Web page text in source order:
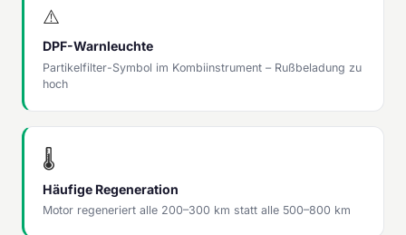
⚠️
DPF-Warnleuchte
Partikelfilter-Symbol im Kombiinstrument – Rußbeladung zu
hoch
🌡️
Häufige Regeneration
Motor regeneriert alle 200–300 km statt alle 500–800 km